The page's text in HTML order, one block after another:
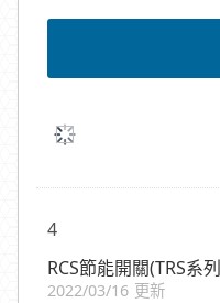
4
RCS節能開關(TRS系
2022/03/16 更新